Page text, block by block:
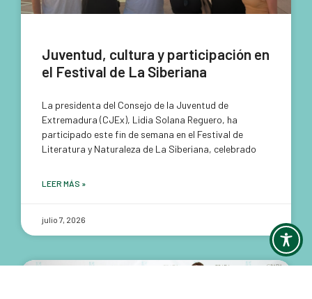
Juventud, cultura y participación en
el Festival de La Siberiana
La presidenta del Consejo de la Juventud de
Extremadura (CJEx), Lidia Solana Reguero, ha
participado este fin de semana en el Festival de
Literatura y Naturaleza de La Siberiana, celebrado
LEER MÁS »
julio 7, 2026